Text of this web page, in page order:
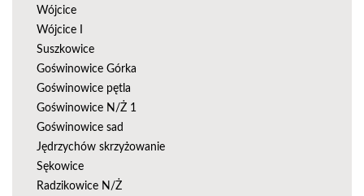
Wójcice
Wójcice I
Suszkowice
Goświnowice Górka
Goświnowice pętla
Goświnowice N/Ż 1
Goświnowice sad
Jędrzychów skrzyżowanie
Sękowice
Radzikowice N/Ż